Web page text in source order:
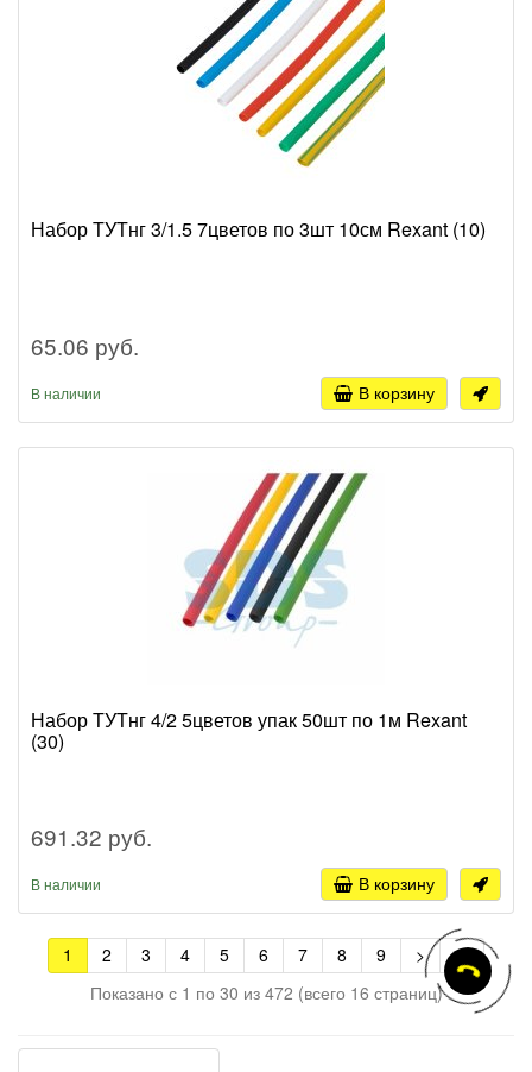
Набор ТУТнг 3/1.5 7цветов по 3шт 10см Rexant (10)
65.06 руб.
В наличии В корзину
Набор ТУТнг 4/2 5цветов упак 50шт по 1м Rexant
(30)
691.32 руб.
В наличии В корзину
1 2 3 4 5 6 7 8 9 >
>|
Показано с 1 по 30 из 472 (всего 16 страниц)